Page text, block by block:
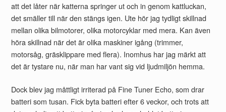
att det låter när katterna springer ut och in genom kattluckan,
det smäller till när den stängs igen. Ute hör jag tydligt skillnad
mellan olika bilmotorer, olika motorcyklar med mera. Kan även
höra skillnad när det är olika maskiner igång (trimmer,
motorsåg, gräsklippare med flera). Inomhus har jag märkt att
det är tystare nu, när man har vant sig vid ljudmiljön hemma.
Dock blev jag måttligt irriterad på Fine Tuner Echo, som drar
batteri som tusan. Fick byta batteri efter 6 veckor, och trots att